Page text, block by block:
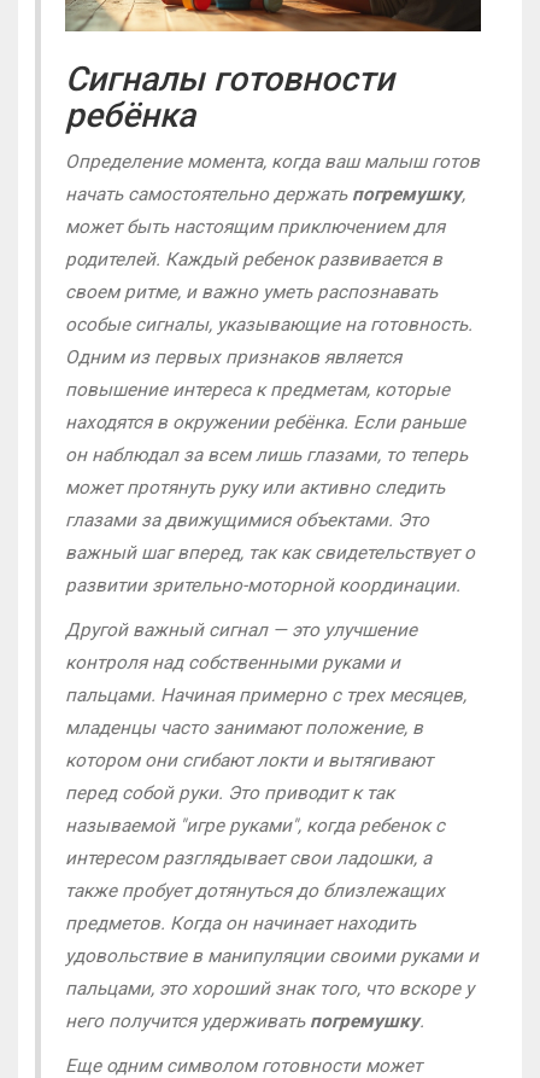
Сигналы готовности
ребёнка
Определение момента, когда ваш малыш готов
начать самостоятельно держать погремушку,
может быть настоящим приключением для
родителей. Каждый ребенок развивается в
своем ритме, и важно уметь распознавать
особые сигналы, указывающие на готовность.
Одним из первых признаков является
повышение интереса к предметам, которые
находятся в окружении ребёнка. Если раньше
он наблюдал за всем лишь глазами, то теперь
может протянуть руку или активно следить
глазами за движущимися объектами. Это
важный шаг вперед, так как свидетельствует о
развитии зрительно-моторной координации.
Другой важный сигнал — это улучшение
контроля над собственными руками и
пальцами. Начиная примерно с трех месяцев,
младенцы часто занимают положение, в
котором они сгибают локти и вытягивают
перед собой руки. Это приводит к так
называемой "игре руками", когда ребенок с
интересом разглядывает свои ладошки, а
также пробует дотянуться до близлежащих
предметов. Когда он начинает находить
удовольствие в манипуляции своими руками и
пальцами, это хороший знак того, что вскоре у
него получится удерживать погремушку.
Еще одним символом готовности может